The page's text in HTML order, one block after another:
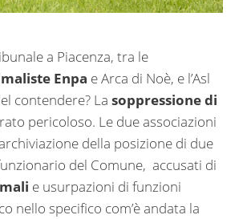
a Piacenza, tra le
Enpa e Arca di Noè, e l’Asl
contendere? La soppressione di
pericoloso. Le due associazioni
della posizione di due
del Comune, accusati di
e usurpazioni di funzioni
nello specifico com’è andata la